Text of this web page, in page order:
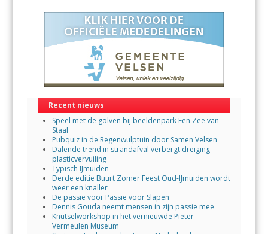
Recent nieuws
Speel met de golven bij beeldenpark Een Zee van
Staal
Pubquiz in de Regenwulptuin door Samen Velsen
Dalende trend in strandafval verbergt dreiging
plasticvervuiling
Typisch IJmuiden
Derde editie Buurt Zomer Feest Oud-IJmuiden wordt
weer een knaller
De passie voor Passie voor Slapen
Dennis Gouda neemt mensen in zijn passie mee
Knutselworkshop in het vernieuwde Pieter
Vermeulen Museum